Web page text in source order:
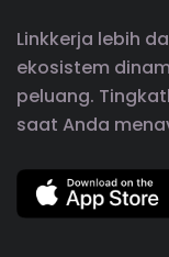
Linkkerja lebih
ekosistem
peluang.
saat Anda